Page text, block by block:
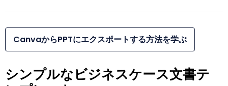
CanvaからPPTにエクスポートする方法を学ぶ
シンプルなビジネスケース文書テ